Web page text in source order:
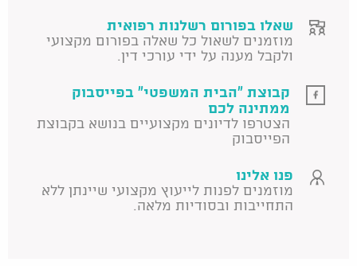
שאלו בפורום רשלנות רפואית
מוזמנים לשאול כל שאלה בפורום מקצועי
ולקבל מענה על ידי עורכי דין.
קבוצת "הבית המשפטי" בפייסבוק
ממתינה לכם
הצטרפו לדיונים מקצועיים בנושא בקבוצת
הפייסבוק
פנו אלינו
מוזמנים לפנות לייעוץ מקצועי שיינתן ללא
התחייבות ובסודיות מלאה.